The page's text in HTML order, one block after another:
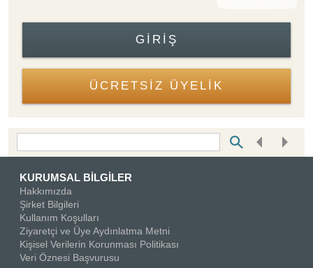
GIRIŞ
ÜCRETSİZ ÜYELİK
KURUMSAL BİLGİLER
Hakkımızda
Şirket Bilgileri
Kullanım Koşulları
Ziyaretçi ve Üye Aydınlatma Metni
Kişisel Verilerin Korunması Politikası
Veri Öznesi Başvurusu